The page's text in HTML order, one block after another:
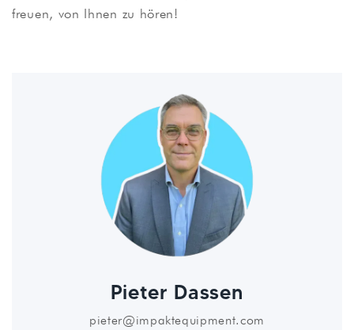
freuen, von Ihnen zu hören!
Pieter Dassen
pieter@impaktequipment.com